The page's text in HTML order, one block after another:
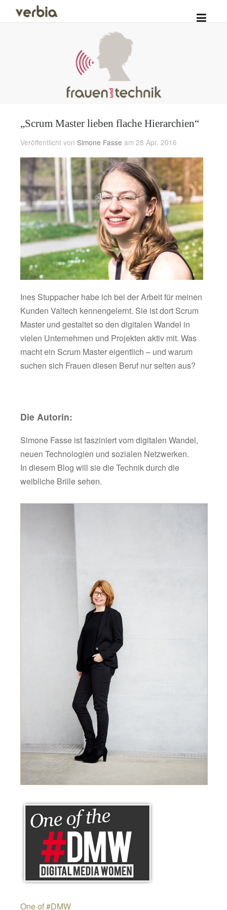
„Scrum Master lieben flache Hierarchien“
Veröffentlicht von Simone Fasse am 28 Apr. 2016
Ines Stuppacher habe ich bei der Arbeit für meinen
Kunden Valtech kennengelernt. Sie ist dort Scrum
Master und gestaltet so den digitalen Wandel in
vielen Unternehmen und Projekten aktiv mit. Was
macht ein Scrum Master eigentlich – und warum
suchen sich Frauen diesen Beruf nur selten aus?
Die Autorin:
Simone Fasse ist fasziniert vom digitalen Wandel,
neuen Technologien und sozialen Netzwerken.
In diesem Blog will sie die Technik durch die
weibliche Brille sehen.
One of #DMW